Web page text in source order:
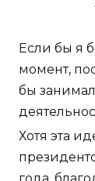
Если бы я
момент,
бы
Хотя эта